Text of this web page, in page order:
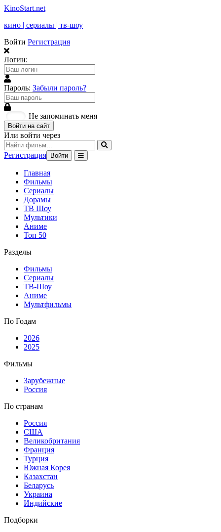
KinoStart.net
кино | сериалы | тв-шоу
Войти Регистрация
Логин:
Пароль: Забыли пароль?
Не запоминать меня
Войти на сайт
Или войти через
Регистрация Войти
Главная
Фильмы
Сериалы
Дорамы
ТВ Шоу
Мультики
Аниме
Топ 50
Разделы
Фильмы
Сериалы
ТВ-Шоу
Аниме
Мультфильмы
По Годам
2026
2025
Фильмы
Зарубежные
Россия
По странам
Россия
США
Великобритания
Франция
Турция
Южная Корея
Казахстан
Беларусь
Украина
Индийские
Подборки